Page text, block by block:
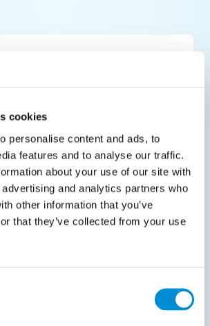
cookies
personalise content and ads, to
features and to analyse our traffic.
about your use of our site with
and analytics partners who
other information that you’ve
that they’ve collected from your use
Dokumente